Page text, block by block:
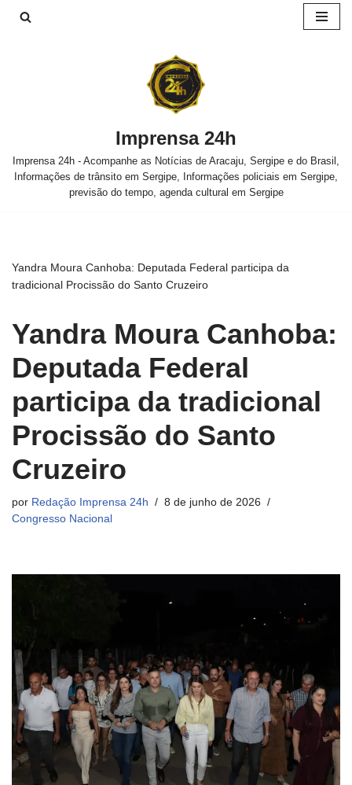
Imprensa 24h
Imprensa 24h - Acompanhe as Notícias de Aracaju, Sergipe e do Brasil,
Informações de trânsito em Sergipe, Informações policiais em Sergipe,
previsão do tempo, agenda cultural em Sergipe
Yandra Moura Canhoba: Deputada Federal participa da
tradicional Procissão do Santo Cruzeiro
Yandra Moura Canhoba:
Deputada Federal
participa da tradicional
Procissão do Santo
Cruzeiro
por Redação Imprensa 24h
8 de junho de 2026
Congresso Nacional